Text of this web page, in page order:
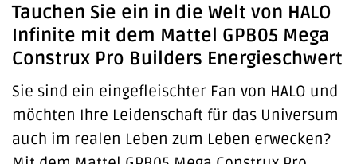
Tauchen Sie ein in die Welt von HALO
Infinite mit dem Mattel GPB05 Mega
Construx Pro Builders Energieschwert
Sie sind ein eingefleischter Fan von HALO und
möchten Ihre Leidenschaft für das Universum
auch im realen Leben zum Leben erwecken?